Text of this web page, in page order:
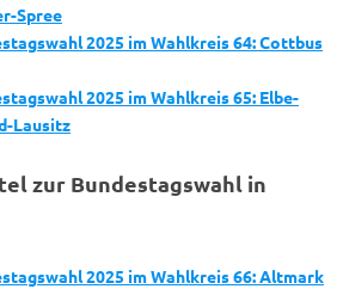
Spree
2025 im Wahlkreis 64: Cottbus
2025 im Wahlkreis 65: Elbe-
Lausitz
zur Bundestagswahl in
2025 im Wahlkreis 66: Altmark